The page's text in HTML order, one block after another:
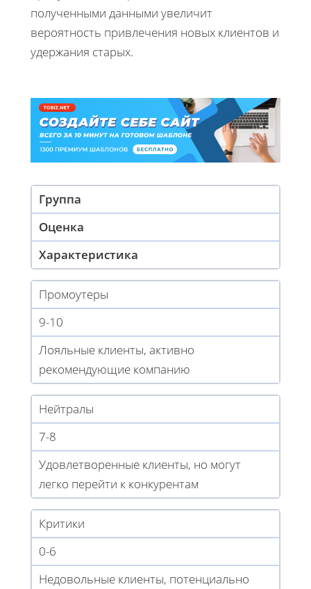
полученными данными увеличит
вероятность привлечения новых клиентов и
удержания старых.
Группа
Оценка
Характеристика
Промоутеры
9-10
Лояльные клиенты, активно
рекомендующие компанию
Нейтралы
7-8
Удовлетворенные клиенты, но могут
легко перейти к конкурентам
Критики
0-6
Недовольные клиенты, потенциально